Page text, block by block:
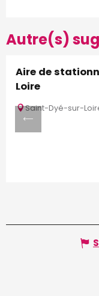
Autre(s)
Aire de
Loire
Saint-Dyé-sur-